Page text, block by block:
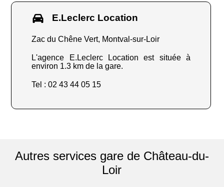
E.Leclerc Location
Zac du Chêne Vert, Montval-sur-Loir
L'agence E.Leclerc Location est située à
environ 1.3 km de la gare.
Tel : 02 43 44 05 15
Autres services gare de Château-du-
Loir